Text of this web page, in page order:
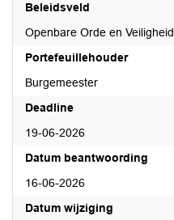
Beleidsveld
Openbare Orde en Veiligheid
Portefeuillehouder
Burgemeester
Deadline
19-06-2026
Datum beantwoording
16-06-2026
Datum wijziging